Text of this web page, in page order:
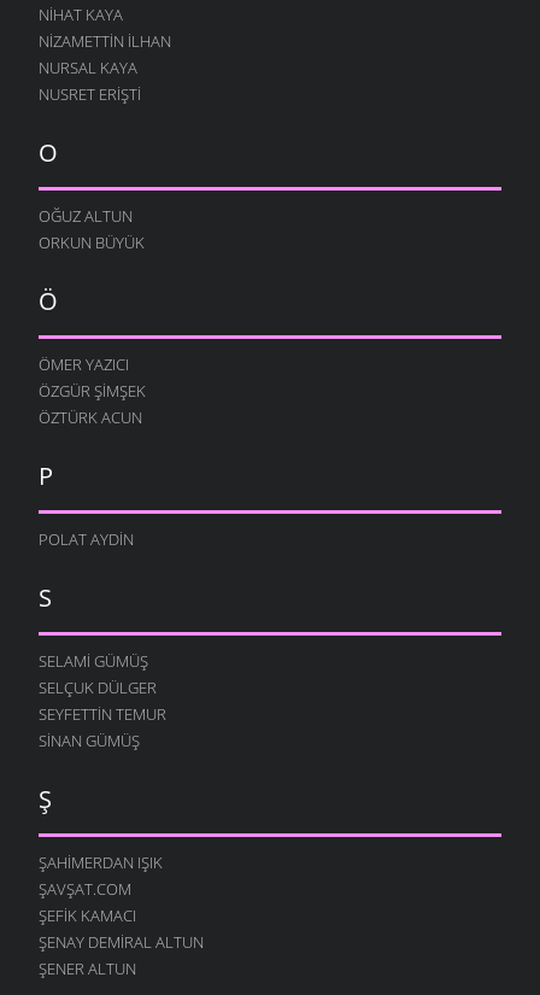
NIHAT KAYA
NIZAMETTIN İLHAN
NURSAL KAYA
NUSRET ERIŞTI
O
OĞUZ ALTUN
ORKUN BÜYÜK
Ö
ÖMER YAZICI
ÖZGÜR ŞIMŞEK
ÖZTÜRK ACUN
P
POLAT AYDIN
S
SELAMI GÜMÜŞ
SELÇUK DÜLGER
SEYFETTIN TEMUR
SINAN GÜMÜŞ
Ş
ŞAHIMERDAN IŞIK
ŞAVŞAT.COM
ŞEFIK KAMACI
ŞENAY DEMIRAL ALTUN
ŞENER ALTUN